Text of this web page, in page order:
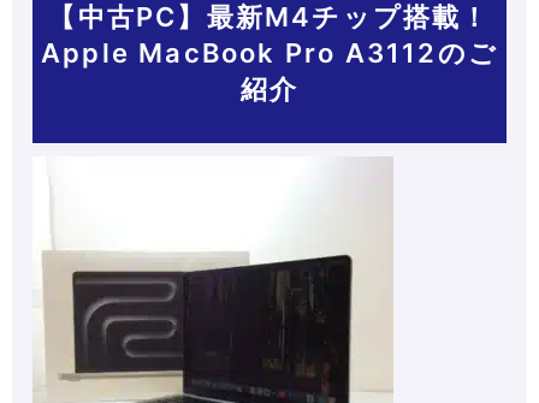
【中古PC】最新M4チップ搭載！
Apple MacBook Pro A3112のご
紹介